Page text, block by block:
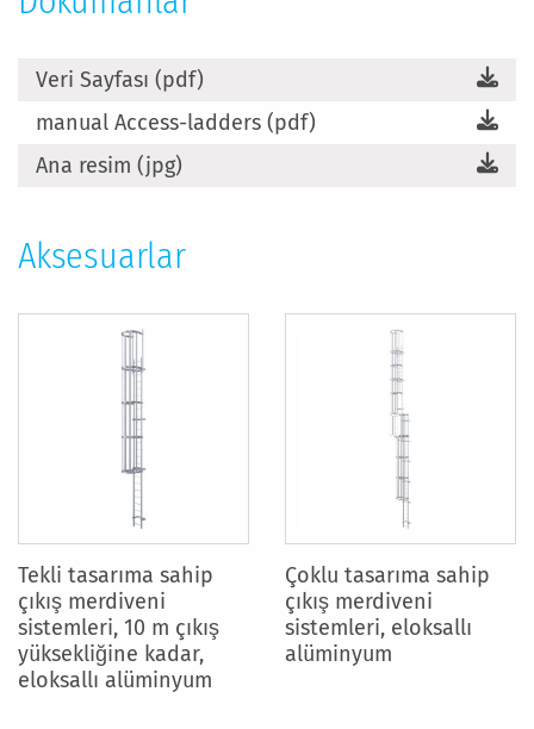
Veri Sayfası (pdf)
manual Access-ladders (pdf)
Ana resim (jpg)
Aksesuarlar
Tekli tasarıma sahip
çıkış merdiveni
sistemleri, 10 m çıkış
yüksekliğine kadar,
eloksallı alüminyum
Çoklu tasarıma sahip
çıkış merdiveni
sistemleri, eloksallı
alüminyum